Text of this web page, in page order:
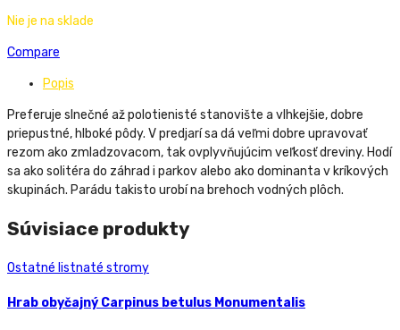
Nie je na sklade
Compare
Popis
Preferuje slnečné až polotienisté stanovište a vlhkejšie, dobre
priepustné, hlboké pôdy. V predjarí sa dá veľmi dobre upravovať
rezom ako zmladzovacom, tak ovplyvňujúcim veľkosť dreviny. Hodí
sa ako solitéra do záhrad i parkov alebo ako dominanta v kríkových
skupinách. Parádu takisto urobí na brehoch vodných plôch.
Súvisiace produkty
Ostatné listnaté stromy
Hrab obyčajný Carpinus betulus Monumentalis